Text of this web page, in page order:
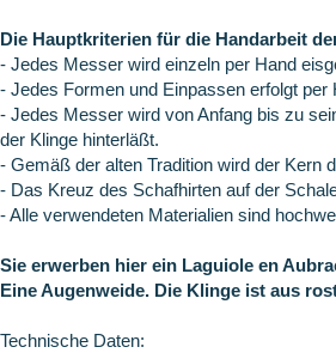
Die Hauptkriterien für die Handarbeit
- Jedes Messer wird einzeln per Hand
- Jedes Formen und Einpassen erfolgt per
- Jedes Messer wird von Anfang bis zu
der Klinge hinterläßt.
- Gemäß der alten Tradition wird der Kern
- Das Kreuz des Schafhirten auf der
- Alle verwendeten Materialien sind
Sie erwerben hier ein Laguiole en
Eine Augenweide. Die Klinge ist aus
Technische Daten: